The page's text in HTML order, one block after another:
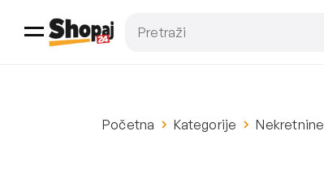
Početna Kategorije Nekretnine